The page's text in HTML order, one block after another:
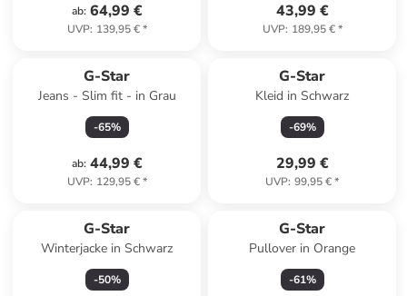
ab: 64,99 €
UVP: 139,95 €*
43,99 €
UVP: 189,95 €*
G-Star
Jeans - Slim fit - in Grau
-65%
ab: 44,99 €
UVP: 129,95 €*
G-Star
Kleid in Schwarz
-69%
29,99 €
UVP: 99,95 €*
G-Star
Winterjacke in Schwarz
-50%
G-Star
Pullover in Orange
-61%